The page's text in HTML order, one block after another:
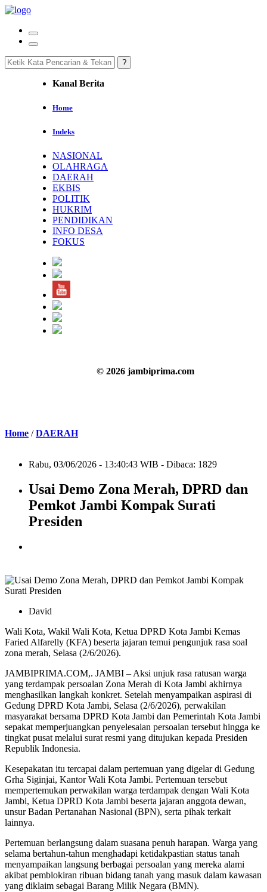
Kanal Berita
Home
Indeks
NASIONAL
OLAHRAGA
DAERAH
EKBIS
POLITIK
HUKRIM
PENDIDIKAN
INFO DESA
FOKUS
© 2026 jambiprima.com
Home /DAERAH
Rabu, 03/06/2026 - 13:40:43 WIB - Dibaca: 1829
Usai Demo Zona Merah, DPRD dan
Pemkot Jambi Kompak Surati
Presiden
David
Wali Kota, Wakil Wali Kota, Ketua DPRD Kota Jambi Kemas
Faried Alfarelly (KFA) beserta jajaran temui pengunjuk rasa soal
zona merah, Selasa (2/6/2026).
JAMBIPRIMA.COM,. JAMBI – Aksi unjuk rasa ratusan warga
yang terdampak persoalan Zona Merah di Kota Jambi akhirnya
menghasilkan langkah konkret. Setelah menyampaikan aspirasi di
Gedung DPRD Kota Jambi, Selasa (2/6/2026), perwakilan
masyarakat bersama DPRD Kota Jambi dan Pemerintah Kota Jambi
sepakat memperjuangkan penyelesaian persoalan tersebut hingga ke
tingkat pusat melalui surat resmi yang ditujukan kepada Presiden
Republik Indonesia.
Kesepakatan itu tercapai dalam pertemuan yang digelar di Gedung
Grha Siginjai, Kantor Wali Kota Jambi. Pertemuan tersebut
mempertemukan perwakilan warga terdampak dengan Wali Kota
Jambi, Ketua DPRD Kota Jambi beserta jajaran anggota dewan,
unsur Badan Pertanahan Nasional (BPN), serta pihak terkait
lainnya.
Pertemuan berlangsung dalam suasana penuh harapan. Warga yang
selama bertahun-tahun menghadapi ketidakpastian status tanah
menyampaikan langsung berbagai persoalan yang mereka alami
akibat pemblokiran ribuan bidang tanah yang masuk dalam kawasan
yang diklaim sebagai Barang Milik Negara (BMN).